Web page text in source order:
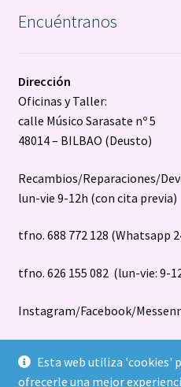
Esta web utiliza 'cookies'
ofrecerle una mejor
Encuéntranos
Dirección
Oficinas y Taller:
calle Músico Sarasate nº 5
48014 – BILBAO (Deusto)
Recambios/Reparaciones/
lun-vie 9-12h (con cita previa)
tfno. 688 772 128 (Whatsapp
tfno. 626 155 082 (lun-vie: 9-
Instagram/Facebook/